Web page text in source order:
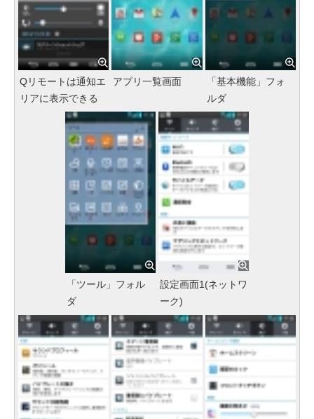
Qリモートは通知エ
リアに表示できる
アプリ一覧画面
「基本機能」フォ
ルダ
「ツール」フォル
ダ
設定画面1(ネットワ
ーク)